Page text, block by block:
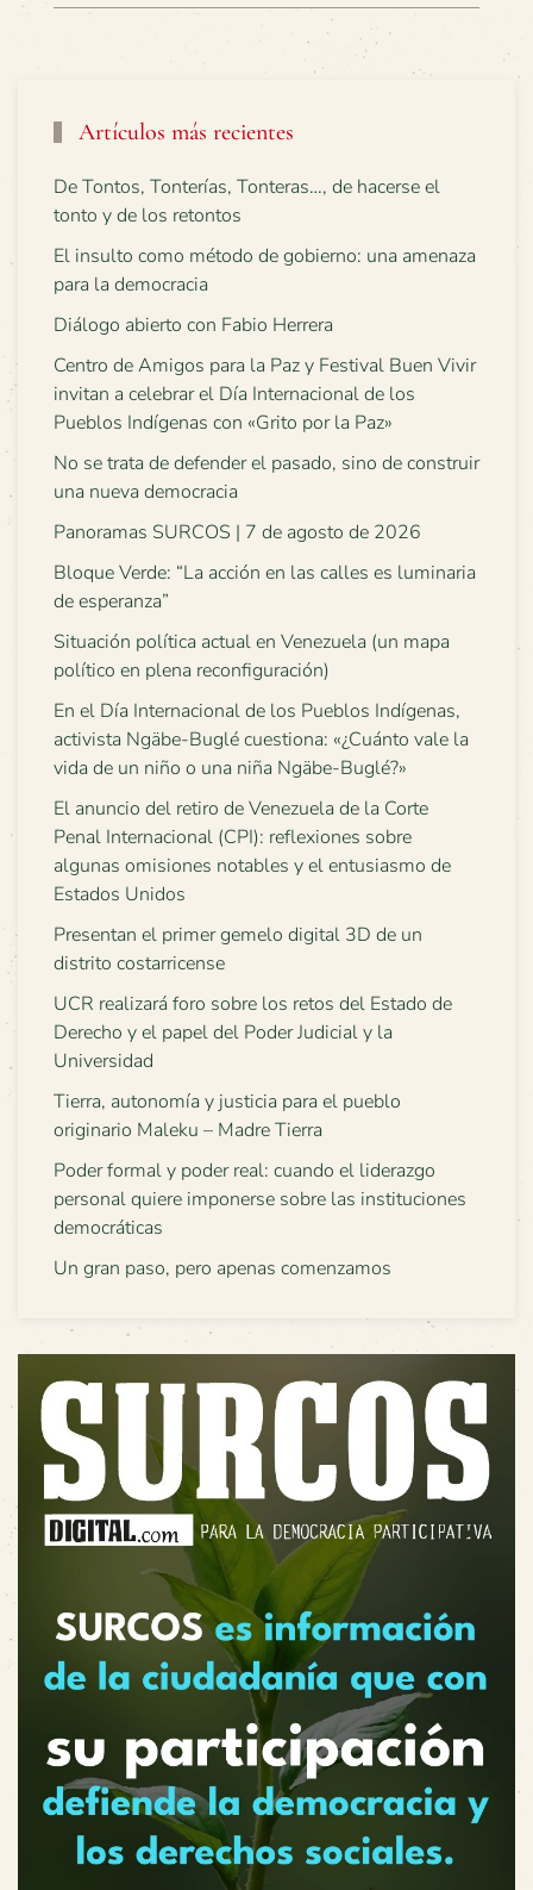
Artículos más recientes
De Tontos, Tonterías, Tonteras…, de hacerse el
tonto y de los retontos
El insulto como método de gobierno: una amenaza
para la democracia
Diálogo abierto con Fabio Herrera
Centro de Amigos para la Paz y Festival Buen Vivir
invitan a celebrar el Día Internacional de los
Pueblos Indígenas con «Grito por la Paz»
No se trata de defender el pasado, sino de construir
una nueva democracia
Panoramas SURCOS | 7 de agosto de 2026
Bloque Verde: “La acción en las calles es luminaria
de esperanza”
Situación política actual en Venezuela (un mapa
político en plena reconfiguración)
En el Día Internacional de los Pueblos Indígenas,
activista Ngäbe-Buglé cuestiona: «¿Cuánto vale la
vida de un niño o una niña Ngäbe-Buglé?»
El anuncio del retiro de Venezuela de la Corte
Penal Internacional (CPI): reflexiones sobre
algunas omisiones notables y el entusiasmo de
Estados Unidos
Presentan el primer gemelo digital 3D de un
distrito costarricense
UCR realizará foro sobre los retos del Estado de
Derecho y el papel del Poder Judicial y la
Universidad
Tierra, autonomía y justicia para el pueblo
originario Maleku – Madre Tierra
Poder formal y poder real: cuando el liderazgo
personal quiere imponerse sobre las instituciones
democráticas
Un gran paso, pero apenas comenzamos